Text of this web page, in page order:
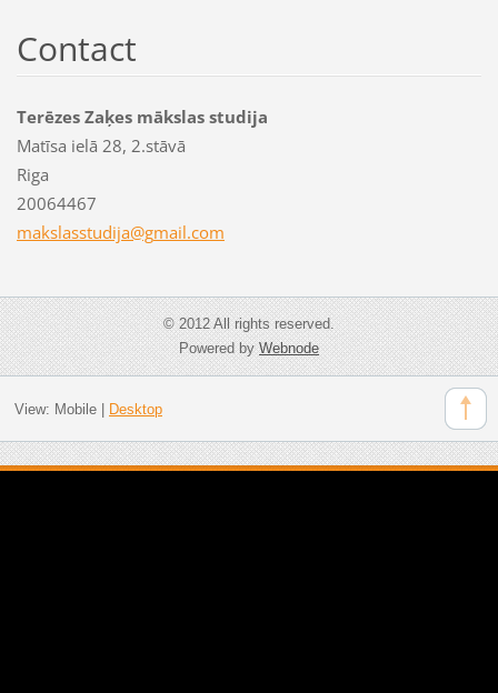
Contact
Terēzes Zaķes mākslas studija
Matīsa ielā 28, 2.stāvā
Riga
20064467
makslasstudija@gmail.com
© 2012 All rights reserved.
Powered byWebnode
View: Mobile| Desktop